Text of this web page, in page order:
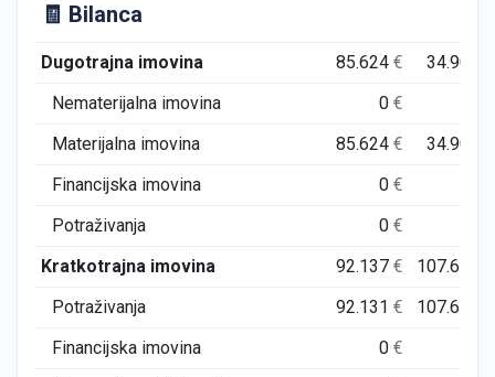
🧾 Bilanca
Dugotrajna imovina 85.624€ 34.909
Nematerijalna imovina
0€
Materijalna imovina
85.624€ 34.909
Financijska imovina
0€
Potraživanja
0€
Kratkotrajna imovina
92.137€ 107.675
Potraživanja
92.131€ 107.674
Financijska imovina
0€